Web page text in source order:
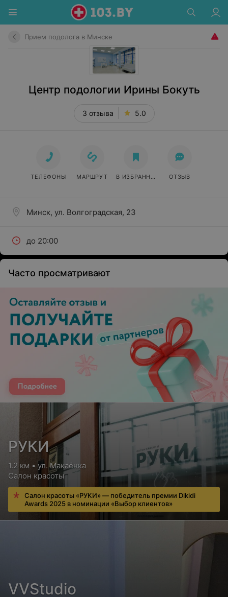
Прием подолога в Минске
Центр подологии Ирины Бокуть
3 отзыва 5.0
Минск, ул. Волгоградская, 23
до 20:00
ТЕЛЕФОНЫ МАРШРУТ В ИЗБРАННОЕ ОТЗЫВ
Часто просматривают
РУКИ
1.2 км • ул. Макаёнка
Салон красоты
Салон красоты «РУКИ» — победитель премии Dikidi
Awards 2025 в номинации «Выбор клиентов»
VVStudio